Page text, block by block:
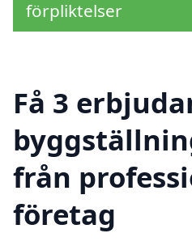
förpliktelser
Få 3
från
företag